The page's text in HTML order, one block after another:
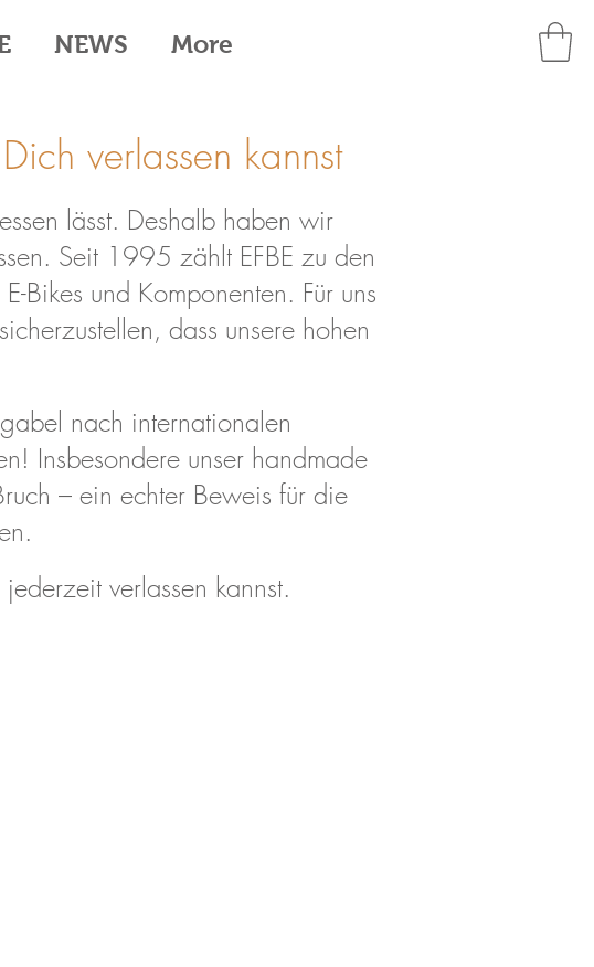
NEWS More
verlassen kannst
lässt. Deshalb haben wir
Seit 1995 zählt EFBE zu den
Bikes und Komponenten. Für uns
dass unsere hohen
nach internationalen
Insbesondere unser handmade
– ein echter Beweis für die
verlassen kannst.